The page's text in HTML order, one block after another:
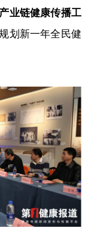
业链健康传播工
划新一年全民健